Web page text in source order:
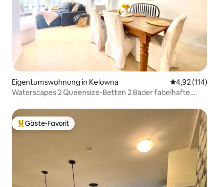
Eigentumswohnung in Kelowna
4,92 (114)
Waterscapes 2 Queensize-Betten 2 Bäder fabelhafte
Beliebter Gäste-Favorit.
Gäste-Favorit